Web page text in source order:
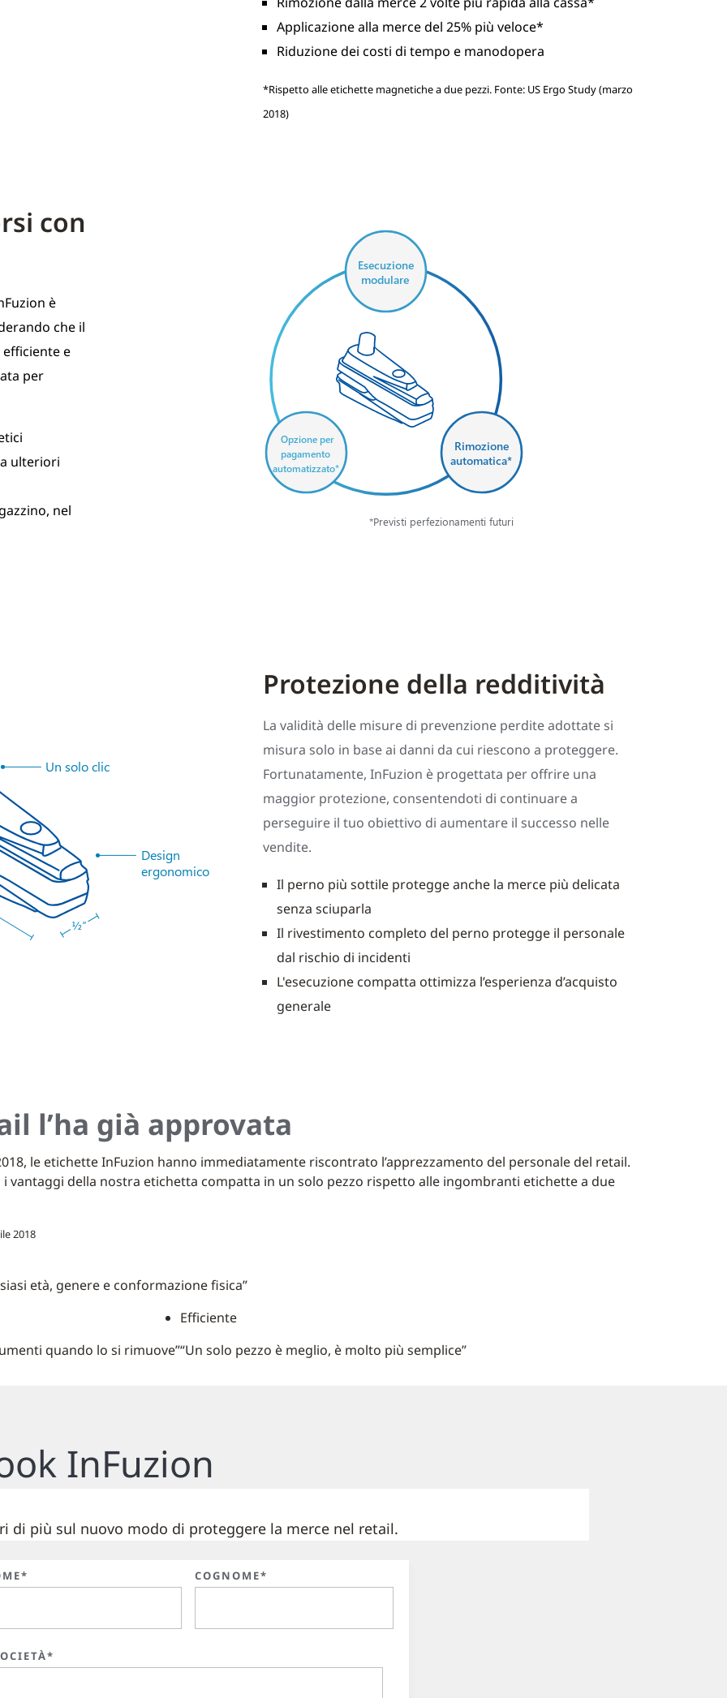
Applicazione alla merce del 25% più veloce*
Riduzione dei costi di tempo e manodopera
*Rispetto alle etichette magnetiche a due pezzi. Fonte: US Ergo Study (marzo
2018)
con
è
che il
e
per
ulteriori
nel
*Previsti perfezionamenti futuri
Esecuzione
modulare
Rimozione
automatica*
Opzione per
pagamento
automatizzato*
Un solo clic
Design
ergonomico
Protezione della redditività
La validità delle misure di prevenzione perdite adottate si
misura solo in base ai danni da cui riescono a proteggere.
Fortunatamente, InFuzion è progettata per offrire una
maggior protezione, consentendoti di continuare a
perseguire il tuo obiettivo di aumentare il successo nelle
vendite.
Il perno più sottile protegge anche la merce più delicata
senza sciuparla
Il rivestimento completo del perno protegge il personale
dal rischio di incidenti
L'esecuzione compatta ottimizza l’esperienza d’acquisto
generale
l’ha già approvata
le etichette InFuzion hanno immediatamente riscontrato l’apprezzamento del personale del retail.
vantaggi della nostra etichetta compatta in un solo pezzo rispetto alle ingombranti etichette a due
2018
età, genere e conformazione fisica”
quando lo si rimuove”
Efficiente
“Un solo pezzo è meglio, è molto più semplice”
InFuzion
di più sul nuovo modo di proteggere la merce nel retail.
COGNOME*